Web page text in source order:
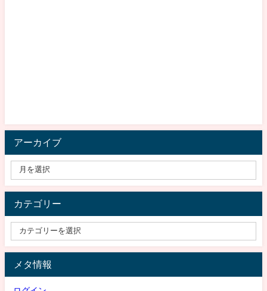
アーカイブ
カテゴリー
メタ情報